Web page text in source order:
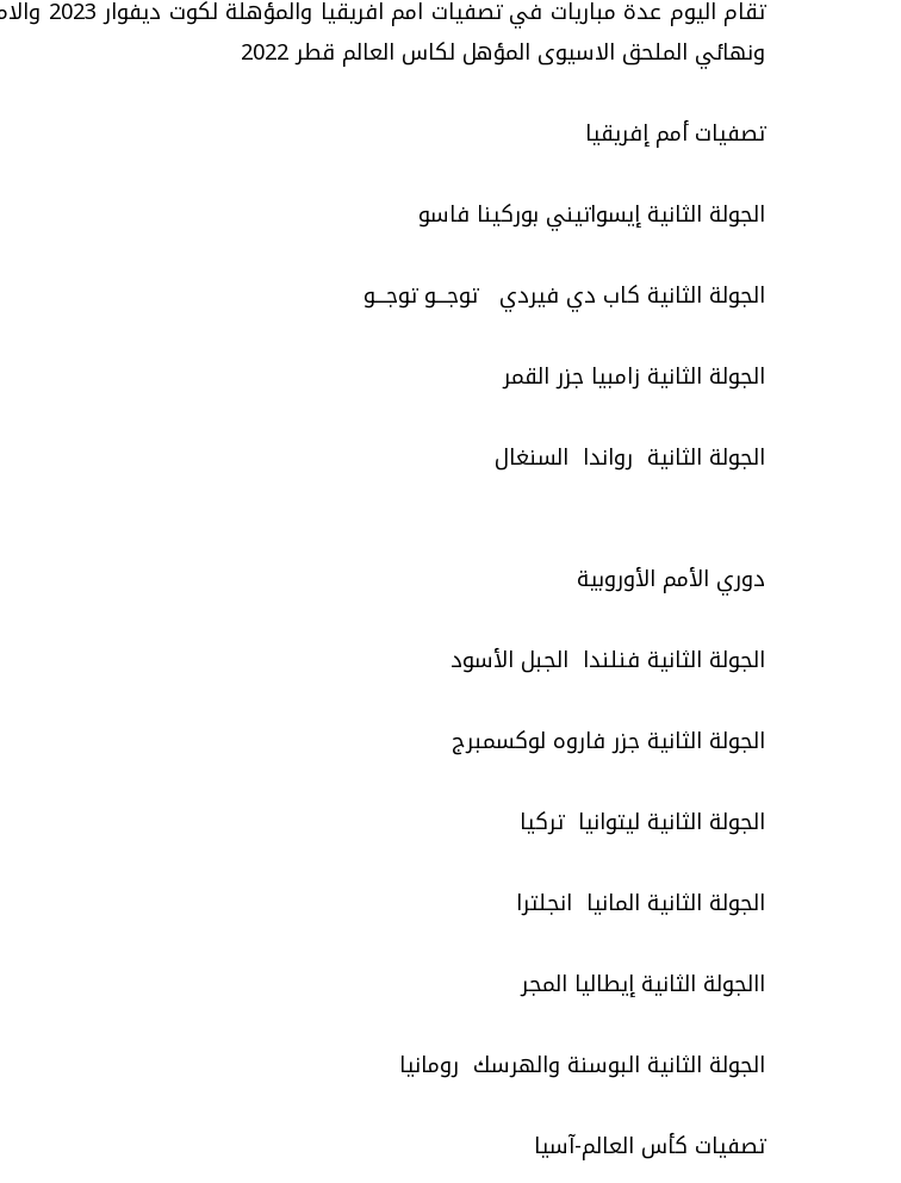
تقام اليوم عدة
ونهائي الملحق الاسيوى المؤهل لكاس العالم قطر 2022
تصفيات أمم إفريقيا
الجولة الثانية إيسواتيني بوركينا فاسو
الجولة الثانية كاب دي فيردي توجـــو توجـــو
الجولة الثانية زامبيا جزر القمر
الجولة الثانية رواندا السنغال
دوري الأمم الأوروبية
الجولة الثانية فنلندا الجبل الأسود
الجولة الثانية جزر فاروه لوكسمبرج
الجولة الثانية ليتوانيا تركيا
الجولة الثانية المانيا انجلترا
االجولة الثانية إيطاليا المجر
الجولة الثانية البوسنة والهرسك رومانيا
تصفيات كأس العالم-آسيا
فيديو.. الإعلام الرقمي.. تقنيات واعدة موجات الطقس الساخنة.. لماذا تحدث وكيف